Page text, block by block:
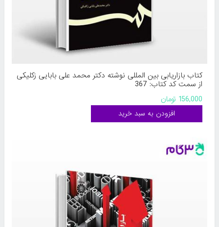
کتاب بازاریابی بین المللی نوشته دکتر محمد علی بابایی زکلیکی
از سمت کد کتاب: 367
156,000 تومان